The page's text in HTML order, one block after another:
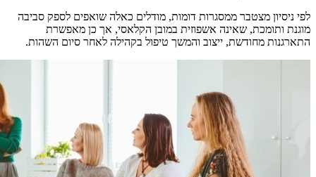
לפי ניסיון מצטבר ממסגרות דומות, מודלים כאלה שואפים לספק סביבה
מוגנת ותומכת, שאינה אשפוזית במובן הקלאסי, אך כן מאפשרת
התארגנות מחודשת, ייצוב והמשך טיפול בקהילה לאחר סיום השהות.